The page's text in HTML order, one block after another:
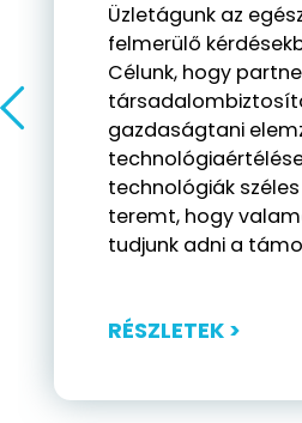
Üzletágunk az
felmerülő
Célunk, hogy
gazdaságtani
technológiák
teremt, hogy
tudjunk adni a
RÉSZLETEK >